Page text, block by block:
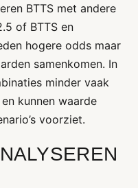
BTTS met andere
of BTTS en
hogere odds maar
samenkomen. In
minder vaak
kunnen waarde
voorziet.